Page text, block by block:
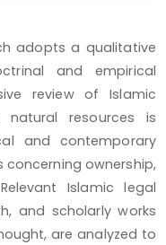
adopts a qualitative
and empirical
review of Islamic
resources is
and contemporary
ownership,
Islamic legal
and scholarly works
are analyzed to